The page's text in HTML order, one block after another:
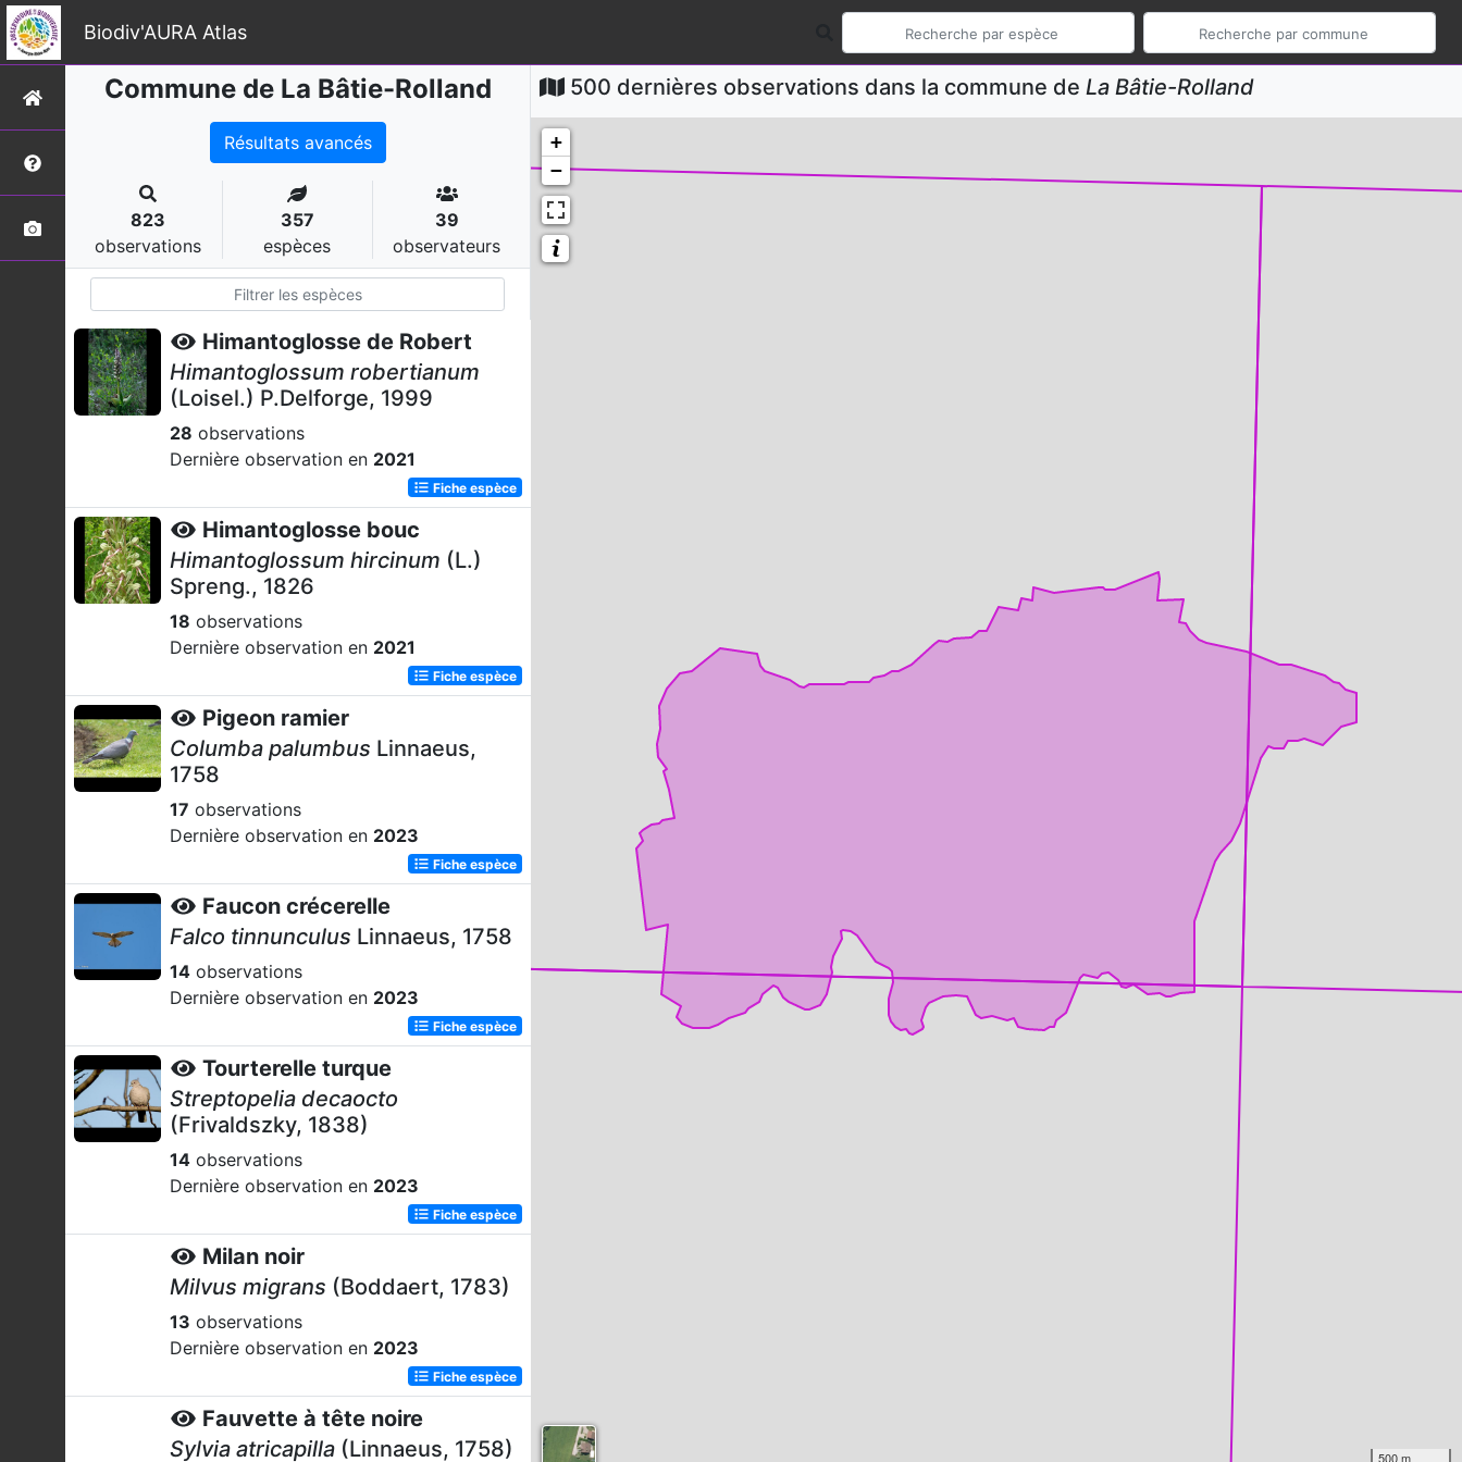
Biodiv'AURA Atlas
Commune de La Bâtie-Rolland
Résultats avancés
823
observations
357
espèces
39
observateurs
Himantoglosse de Robert
Himantoglossum robertianum
(Loisel.) P.Delforge, 1999
28 observations
Dernière observation en 2021
Fiche espèce
Himantoglosse bouc
Himantoglossum hircinum (L.)
Spreng., 1826
18 observations
Dernière observation en 2021
Fiche espèce
Pigeon ramier
Columba palumbus Linnaeus,
1758
17 observations
Dernière observation en 2023
Fiche espèce
Faucon crécerelle
Falco tinnunculus Linnaeus, 1758
14 observations
Dernière observation en 2023
Fiche espèce
Tourterelle turque
Streptopelia decaocto
(Frivaldszky, 1838)
14 observations
Dernière observation en 2023
Fiche espèce
Milan noir
Milvus migrans (Boddaert, 1783)
13 observations
Dernière observation en 2023
Fiche espèce
Fauvette à tête noire
Sylvia atricapilla (Linnaeus, 1758)
500 dernières observations dans la commune de La Bâtie-Rolland
+
−
500 m